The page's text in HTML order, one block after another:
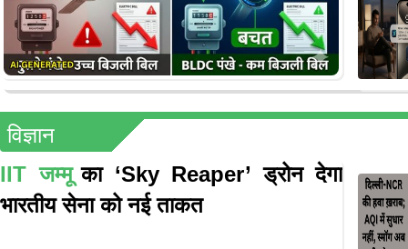
विज्ञान
IIT जम्मू का ‘Sky Reaper’ ड्रोन देगा
भारतीय सेना को नई ताकत